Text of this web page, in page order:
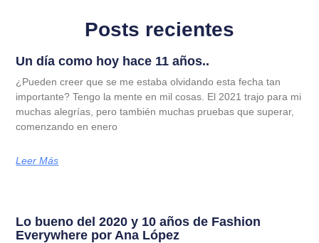
Posts recientes
Un día como hoy hace 11 años..
¿Pueden creer que se me estaba olvidando esta fecha tan
importante? Tengo la mente en mil cosas. El 2021 trajo para mi
muchas alegrías, pero también muchas pruebas que superar,
comenzando en enero
Leer Más
Lo bueno del 2020 y 10 años de Fashion
Everywhere por Ana López